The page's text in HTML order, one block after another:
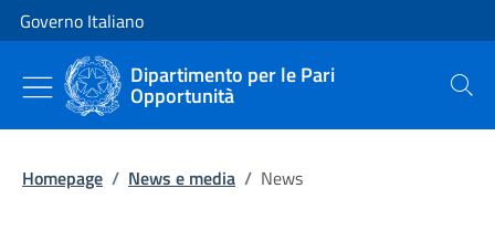
Vai al contenuto
Vai alla navigazione del sito
Governo Italiano
Dipartimento per le Pari
Opportunità Cerca
Homepage / News e media / News